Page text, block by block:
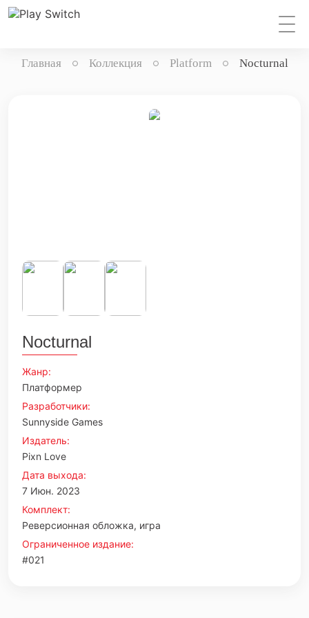
Главная Коллекция Platform Nocturnal
Nocturnal
Жанр:
Платформер
Разработчики:
Sunnyside Games
Издатель:
Pixn Love
Дата выхода:
7 Июн. 2023
Комплект:
Реверсионная обложка, игра
Ограниченное издание:
#021